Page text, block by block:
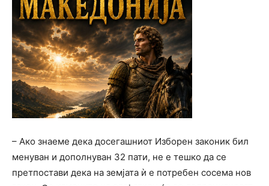
– Ако знаеме дека досегашниот Изборен законик бил
менуван и дополнуван 32 пати, не е тешко да се
претпостави дека на земјата ѝ е потребен сосема нов